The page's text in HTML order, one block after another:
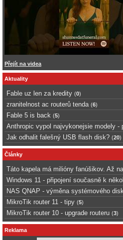
Přejít na videa
Aktuality
Fable uz len za kredity (0)
zranitelnost ac routerů tenda (6)
Fable 5 is back (5)
Anthropic vypol najvykonejsie modely -
Jak odhalit falešný USB flash disk? (20)
Články
Táto kapela má milióny fanúšikov. Až
Windows 11 - připojení současně k
NAS QNAP - výměna systémového
MikroTik router 11 - tipy (5)
MikroTik router 10 - upgrade routeru (3)
Reklama